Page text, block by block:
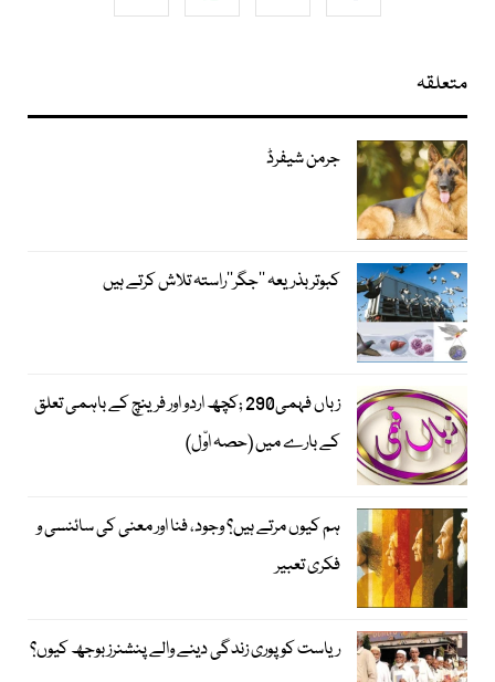
متعلقہ
جرمن شیفرڈ
کبوتر بذریعہ ’’جگر‘‘راستہ تلاش کرتے ہیں
زباں فہمی290 ;کچھ اردو اور فرینچ کے باہمی تعلق
کے بارے میں (حصہ اوّل)
ہم کیوں مرتے ہیں؟ وجود، فنا اور معنی کی سائنسی و
فکری تعبیر
ریاست کو پوری زندگی دینے والے پنشنرز بوجھ کیوں؟